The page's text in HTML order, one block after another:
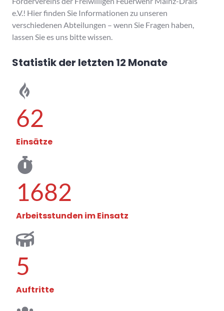
e.V.! Hier finden Sie Informationen zu unseren
verschiedenen Abteilungen – wenn Sie Fragen haben,
lassen Sie es uns bitte wissen.
Statistik der letzten 12 Monate
62
Einsätze
1682
Arbeitsstunden im Einsatz
5
Auftritte